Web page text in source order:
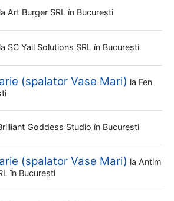
la Art Burger SRL în București
la SC Yail Solutions SRL în București
(spalator Vase Mari) la Fen
Goddess Studio în București
(spalator Vase Mari) la Antim
în București